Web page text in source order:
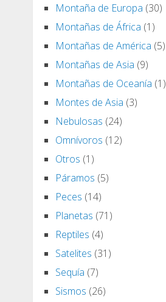
Montaña de Europa (30)
Montañas de África (1)
Montañas de América (5)
Montañas de Asia (9)
Montañas de Oceanía (1)
Montes de Asia (3)
Nebulosas (24)
Omnívoros (12)
Otros (1)
Páramos (5)
Peces (14)
Planetas (71)
Reptiles (4)
Satelites (31)
Sequía (7)
Sismos (26)